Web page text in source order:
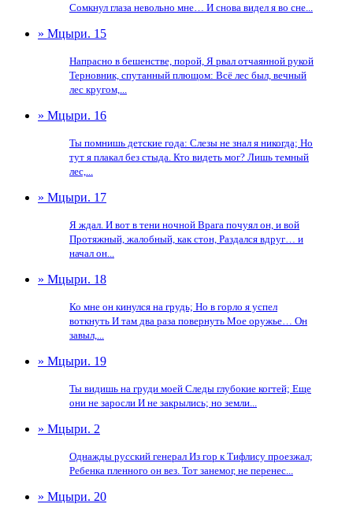
Сомкнул глаза невольно мне… И снова видел я во сне...
» Мцыри. 15
Напрасно в бешенстве, порой, Я рвал отчаянной рукой
Терновник, спутанный плющом: Всё лес был, вечный
лес кругом,...
» Мцыри. 16
Ты помнишь детские года: Слезы не знал я никогда; Но
тут я плакал без стыда. Кто видеть мог? Лишь темный
лес,...
» Мцыри. 17
Я ждал. И вот в тени ночной Врага почуял он, и вой
Протяжный, жалобный, как стон, Раздался вдруг… и
начал он...
» Мцыри. 18
Ко мне он кинулся на грудь; Но в горло я успел
воткнуть И там два раза повернуть Мое оружье… Он
завыл,...
» Мцыри. 19
Ты видишь на груди моей Следы глубокие когтей; Еще
они не заросли И не закрылись; но земли...
» Мцыри. 2
Однажды русский генерал Из гор к Тифлису проезжал;
Ребенка пленного он вез. Тот занемог, не перенес...
» Мцыри. 20